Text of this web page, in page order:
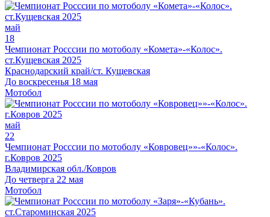
май
18
Чемпионат Росссии по мотоболу «Комета»-«Колос».
ст.Кущевская 2025
Краснодарский край/ст. Кущевская
До воскресенья 18 мая
Мотобол
май
22
Чемпионат Росссии по мотоболу «Ковровец»»-«Колос».
г.Ковров 2025
Владимирская обл./Ковров
До четверга 22 мая
Мотобол